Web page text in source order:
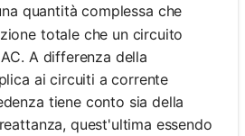
quantità complessa che
totale che un circuito
A differenza della
ai circuiti a corrente
tiene conto sia della
quest'ultima essendo